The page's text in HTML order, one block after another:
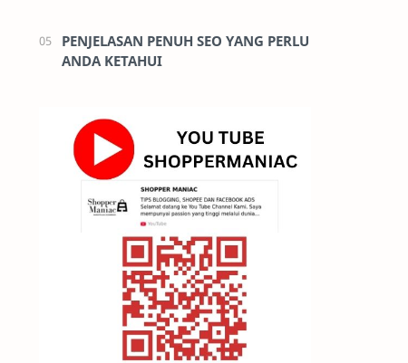
PENJELASAN PENUH SEO YANG PERLU
ANDA KETAHUI